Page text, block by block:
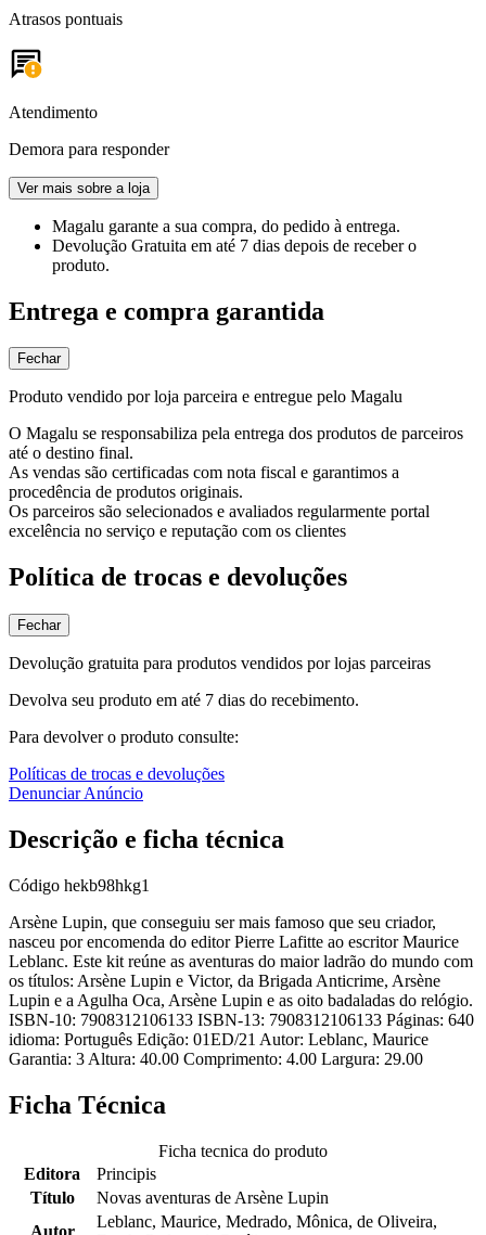
Atrasos pontuais
Atendimento
Demora para responder
Ver mais sobre a loja
Magalu garante a sua compra, do pedido à entrega.
Devolução Gratuita em até 7 dias depois de receber o
produto.
Entrega e compra garantida
Fechar
Produto vendido por loja parceira e entregue pelo Magalu
O Magalu se responsabiliza pela entrega dos produtos de parceiros
até o destino final.
As vendas são certificadas com nota fiscal e garantimos a
procedência de produtos originais.
Os parceiros são selecionados e avaliados regularmente portal
excelência no serviço e reputação com os clientes
Política de trocas e devoluções
Fechar
Devolução gratuita para produtos vendidos por lojas parceiras
Devolva seu produto em até 7 dias do recebimento.
Para devolver o produto consulte:
Políticas de trocas e devoluções
Denunciar Anúncio
Descrição e ficha técnica
Código hekb98hkg1
Arsène Lupin, que conseguiu ser mais famoso que seu criador,
nasceu por encomenda do editor Pierre Lafitte ao escritor Maurice
Leblanc. Este kit reúne as aventuras do maior ladrão do mundo com
os títulos: Arsène Lupin e Victor, da Brigada Anticrime, Arsène
Lupin e a Agulha Oca, Arsène Lupin e as oito badaladas do relógio.
ISBN-10: 7908312106133 ISBN-13: 7908312106133 Páginas: 640
idioma: Português Edição: 01ED/21 Autor: Leblanc, Maurice
Garantia: 3 Altura: 40.00 Comprimento: 4.00 Largura: 29.00
Ficha Técnica
Ficha tecnica do produto
Editora
Principis
Título
Novas aventuras de Arsène Lupin
Autor
Leblanc, Maurice, Medrado, Mônica, de Oliveira,